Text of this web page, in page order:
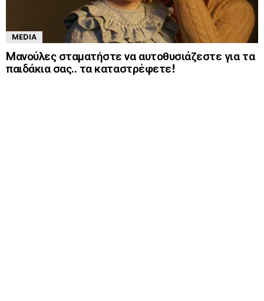
MEDIA
Mανούλες σταματήστε να αυτοθυσιάζεστε για τα
παιδάκια σας.. τα καταστρέφετε!